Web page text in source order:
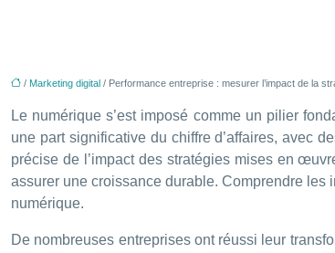
/ Marketing digital / Performance entreprise : mesurer l’impact de la
Le numérique s’est imposé comme un pilier
une part significative du chiffre d’affaires, avec
précise de l’impact des stratégies mises en
assurer une croissance durable. Comprendre les
numérique.
De nombreuses entreprises ont réussi leur